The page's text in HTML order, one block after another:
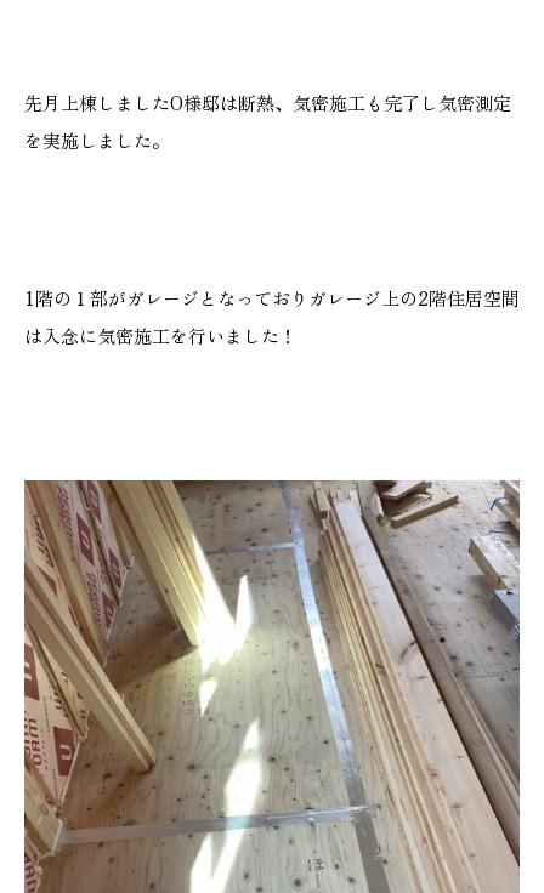
CASE
施工実績
STAFF BLOG
スタッフブログ
ACCESS MAP
アクセスマップ
プライバシーポリシー
本社
053-488-5127
10:00〜19:00 水曜定休
浜松店
053-430-5123
10:00〜19:00 水曜定休
先月上棟しましたO様邸は断熱、気密施工も完了し気密測定
を実施しました。
1階の１部がガレージとなっておりガレージ上の2階住居空間
は入念に気密施工を行いました！